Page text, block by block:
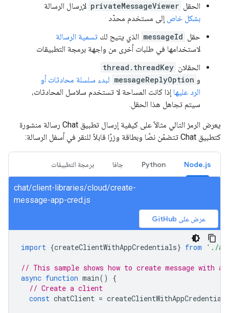
الحقل
privateMessageViewer لإرسال الرسالة
بشكل خاص
إلى مستخدم محدّد
حقل
messageId الذي يتيح لك تسمية الرسالة
لاستخدامها في طلبات أخرى من واجهة برمجة التطبيقات
الحقلان thread.threadKey
و messageReplyOption لبدء سلسلة محادثات أو
الرد عليها إذا كانت المساحة لا تستخدم سلاسل المحادثات،
سيتم تجاهل هذا الحقل.
يعرض الرمز التالي مثالاً على كيفية إرسال تطبيق Chat رسالة منشورة
كتطبيق Chat تتضمّن نصًا وبطاقة وزرًا قابلاً للنقر في أسفل الرسالة:
Node.js
Python جافا برمجة التطبيقات
chat/client-libraries/cloud/create-
message-app-cred.js
عرض على GitHub
import {createClientWithAppCredentials} from './
// This sample shows how to create message with
async function main()
{
// Create a client
const chatClient = createClientWithAppCredentials